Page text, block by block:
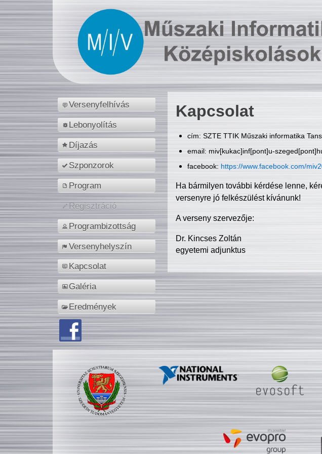
Versenyfelhívás
Lebonyolítás
Díjazás
Szponzorok
Program
Regisztráció
Programbizottság
Versenyhelyszín
Kapcsolat
Galéria
Eredmények
Kapcsolat
cím: SZTE TTIK Műszaki informatika
email: miv[kukac]inf[pont]u-
facebook: https://www.facebook.com/
Ha bármilyen további kérdése lenne,
versenyre jó felkészülést kívánunk!
A verseny szervezője:
Dr. Kincses Zoltán
egyetemi adjunktus